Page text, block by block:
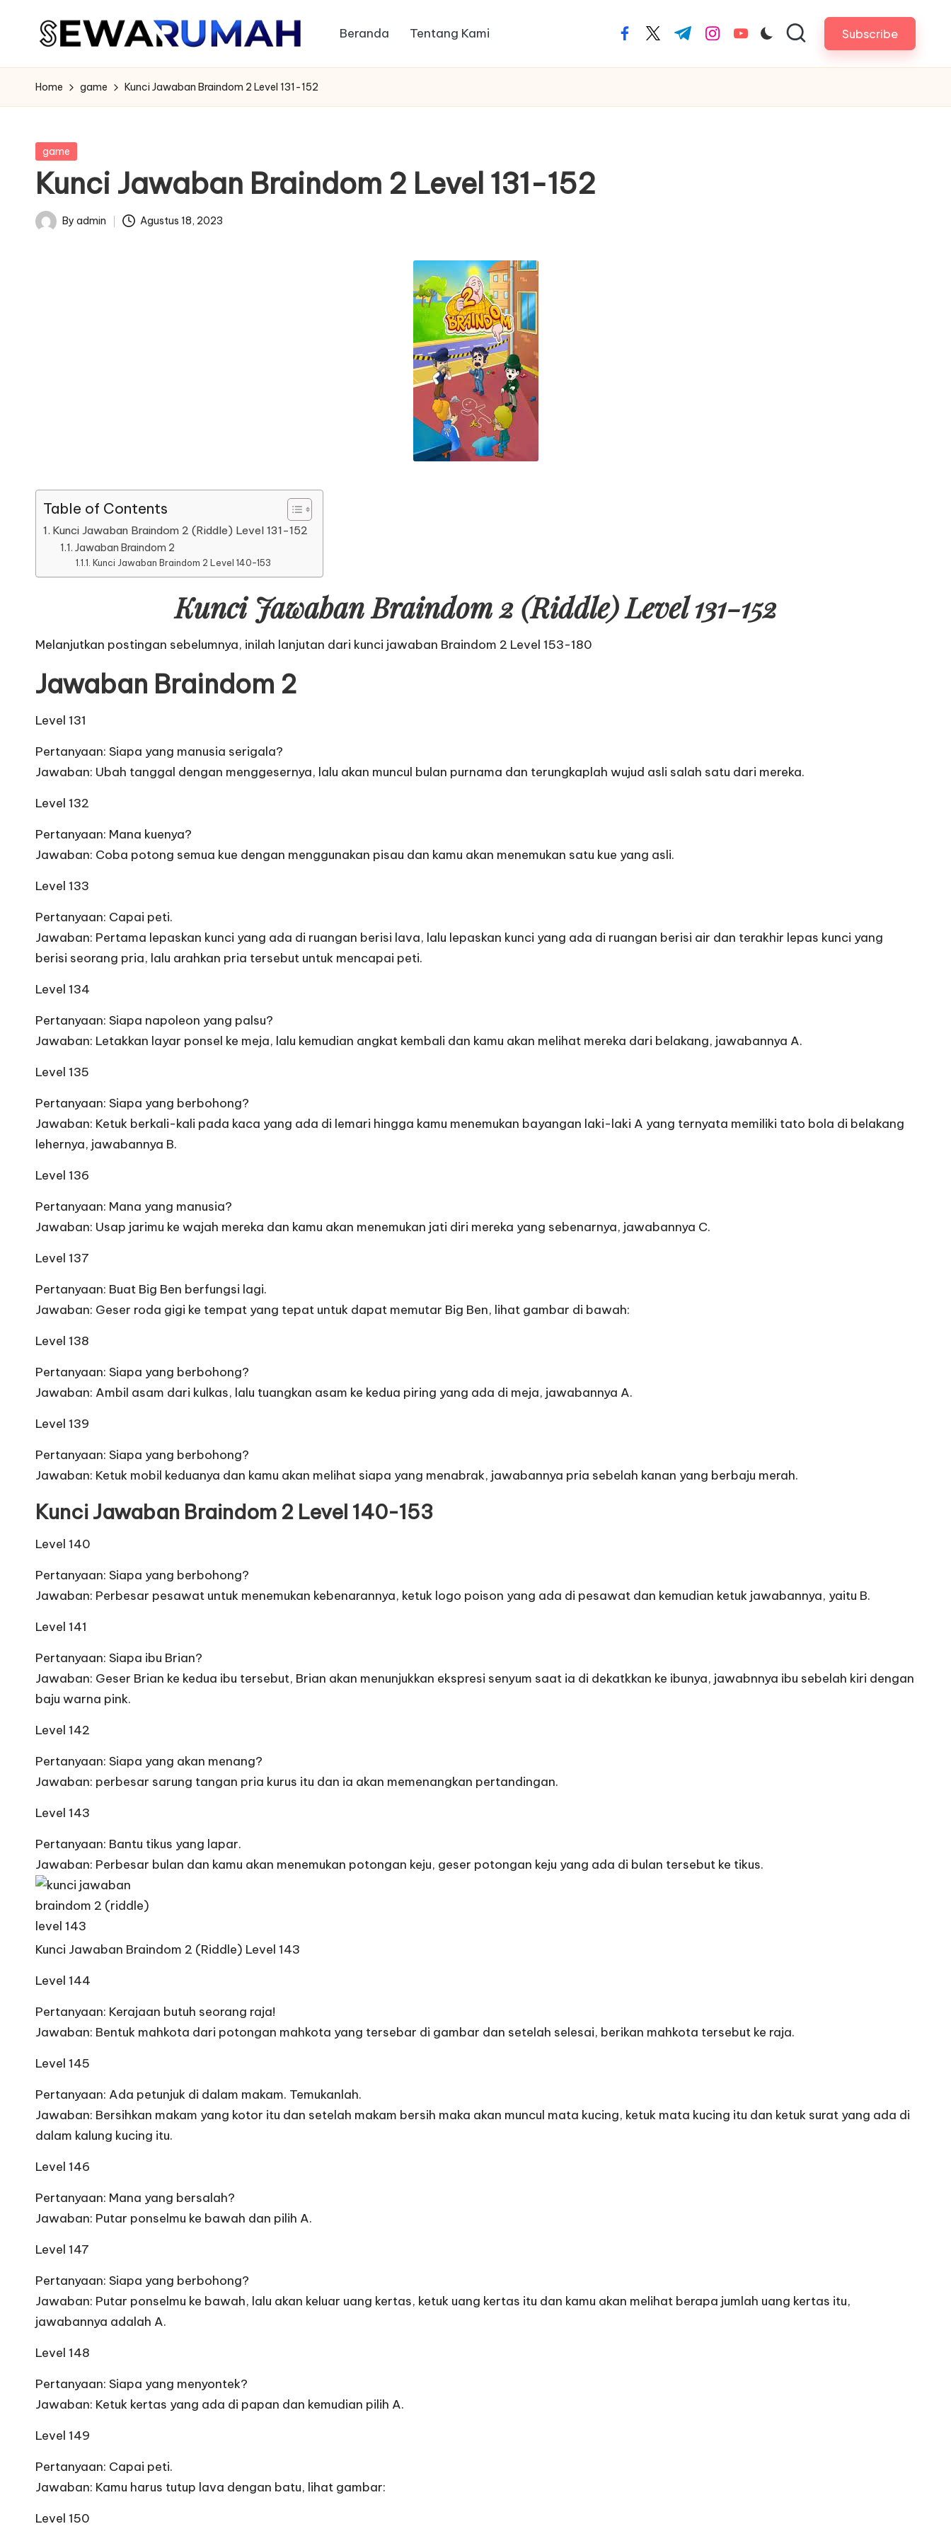
Beranda Tentang Kami facebook.com
twitter.com
t.me instagram.com
youtube.com Subscribe
Home game Kunci Jawaban Braindom 2 Level 131-152
Posted
game
Kunci Jawaban Braindom 2 Level 131-152
Posted
By admin Agustus 18, 2023
Table of Contents
Kunci Jawaban Braindom 2 (Riddle) Level 131-152
Jawaban Braindom 2
Kunci Jawaban Braindom 2 Level 140-153
Kunci Jawaban Braindom 2 (Riddle) Level 131-152
Melanjutkan postingan sebelumnya, inilah lanjutan dari kunci jawaban Braindom 2 Level 153-180
Jawaban Braindom 2
Level 131
Pertanyaan: Siapa yang manusia serigala?
Jawaban: Ubah tanggal dengan menggesernya, lalu akan muncul bulan purnama dan terungkaplah wujud asli salah satu dari mereka.
Level 132
Pertanyaan: Mana kuenya?
Jawaban: Coba potong semua kue dengan menggunakan pisau dan kamu akan menemukan satu kue yang asli.
Level 133
Pertanyaan: Capai peti.
Jawaban: Pertama lepaskan kunci yang ada di ruangan berisi lava, lalu lepaskan kunci yang ada di ruangan berisi air dan terakhir lepas kunci yang
berisi seorang pria, lalu arahkan pria tersebut untuk mencapai peti.
Level 134
Pertanyaan: Siapa napoleon yang palsu?
Jawaban: Letakkan layar ponsel ke meja, lalu kemudian angkat kembali dan kamu akan melihat mereka dari belakang, jawabannya A.
Level 135
Pertanyaan: Siapa yang berbohong?
Jawaban: Ketuk berkali-kali pada kaca yang ada di lemari hingga kamu menemukan bayangan laki-laki A yang ternyata memiliki tato bola di belakang
lehernya, jawabannya B.
Level 136
Pertanyaan: Mana yang manusia?
Jawaban: Usap jarimu ke wajah mereka dan kamu akan menemukan jati diri mereka yang sebenarnya, jawabannya C.
Level 137
Pertanyaan: Buat Big Ben berfungsi lagi.
Jawaban: Geser roda gigi ke tempat yang tepat untuk dapat memutar Big Ben, lihat gambar di bawah:
Level 138
Pertanyaan: Siapa yang berbohong?
Jawaban: Ambil asam dari kulkas, lalu tuangkan asam ke kedua piring yang ada di meja, jawabannya A.
Level 139
Pertanyaan: Siapa yang berbohong?
Jawaban: Ketuk mobil keduanya dan kamu akan melihat siapa yang menabrak, jawabannya pria sebelah kanan yang berbaju merah.
Kunci Jawaban Braindom 2 Level 140-153
Level 140
Pertanyaan: Siapa yang berbohong?
Jawaban: Perbesar pesawat untuk menemukan kebenarannya, ketuk logo poison yang ada di pesawat dan kemudian ketuk jawabannya, yaitu B.
Level 141
Pertanyaan: Siapa ibu Brian?
Jawaban: Geser Brian ke kedua ibu tersebut, Brian akan menunjukkan ekspresi senyum saat ia di dekatkkan ke ibunya, jawabnnya ibu sebelah kiri dengan
baju warna pink.
Level 142
Pertanyaan: Siapa yang akan menang?
Jawaban: perbesar sarung tangan pria kurus itu dan ia akan memenangkan pertandingan.
Level 143
Pertanyaan: Bantu tikus yang lapar.
Jawaban: Perbesar bulan dan kamu akan menemukan potongan keju, geser potongan keju yang ada di bulan tersebut ke tikus.
Kunci Jawaban Braindom 2 (Riddle) Level 143
Level 144
Pertanyaan: Kerajaan butuh seorang raja!
Jawaban: Bentuk mahkota dari potongan mahkota yang tersebar di gambar dan setelah selesai, berikan mahkota tersebut ke raja.
Level 145
Pertanyaan: Ada petunjuk di dalam makam. Temukanlah.
Jawaban: Bersihkan makam yang kotor itu dan setelah makam bersih maka akan muncul mata kucing, ketuk mata kucing itu dan ketuk surat yang ada di
dalam kalung kucing itu.
Level 146
Pertanyaan: Mana yang bersalah?
Jawaban: Putar ponselmu ke bawah dan pilih A.
Level 147
Pertanyaan: Siapa yang berbohong?
Jawaban: Putar ponselmu ke bawah, lalu akan keluar uang kertas, ketuk uang kertas itu dan kamu akan melihat berapa jumlah uang kertas itu,
jawabannya adalah A.
Level 148
Pertanyaan: Siapa yang menyontek?
Jawaban: Ketuk kertas yang ada di papan dan kemudian pilih A.
Level 149
Pertanyaan: Capai peti.
Jawaban: Kamu harus tutup lava dengan batu, lihat gambar:
Level 150